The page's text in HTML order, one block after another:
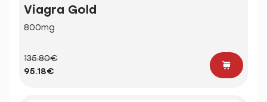
Viagra Gold
800mg
135.80€
95.18€